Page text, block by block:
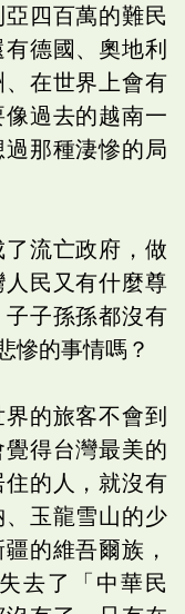
四百萬的難民
德國、奧地利
在世界上會有
過去的越南一
那種淒慘的局
流亡政府，做
民又有什麼尊
子孫孫都沒有
慘的事情嗎？
的旅客不會到
得台灣最美的
的人，就沒有
玉龍雪山的少
的維吾爾族，
去了「中華民